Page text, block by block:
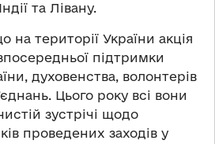
та Лівану.
на території України акція
підтримки
духовенства, волонтерів
Цього року всі вони
зустрічі щодо
проведених заходів у